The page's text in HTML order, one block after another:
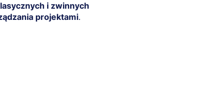
i zwinnych
projektami.